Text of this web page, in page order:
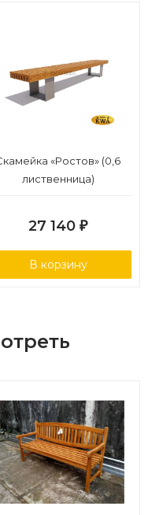
«Ростов» (0,6
лиственница)
27 140 ₽
В корзину